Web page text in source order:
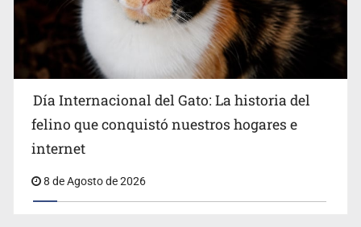
Día Internacional del Gato: La historia del
felino que conquistó nuestros hogares e
internet
8 de Agosto de 2026